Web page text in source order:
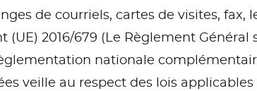
de courriels, cartes de visites, fax,
2016/679 (Le Règlement Général
nationale
veille au respect des lois